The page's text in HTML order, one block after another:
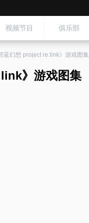
视频节目 俱乐部
蓝幻想 project re:link》游戏图集
》游戏图集